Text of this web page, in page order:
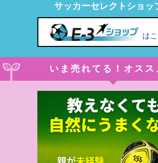
サッカーセレクトショッ
は
いま売れてる！オスス